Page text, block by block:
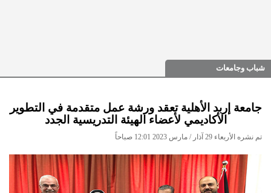
شباب وجامعات
جامعة إربد الأهلية تعقد ورشة عمل متقدمة في التطوير
الأكاديمي لأعضاء الهيئة التدريسية الجدد
تم نشره الأربعاء 29 آذار / مارس 2023 12:01 صباحاً